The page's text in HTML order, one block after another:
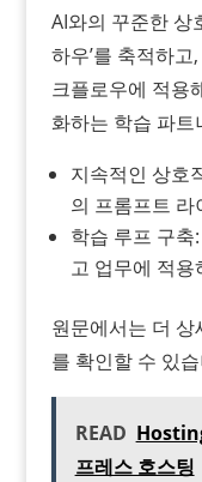
AI와의 꾸준한 상
하우’를 축적하
크플로우에 적용
화하는 학습 파트
지속적인 상호
의 프롬프트
학습 루프 구축
고 업무에 적
원문에서는 더
를 확인할 수 있
READ
프레스 호스팅